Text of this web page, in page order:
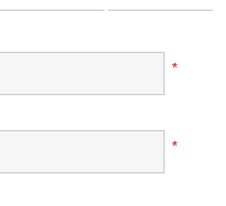
*
*